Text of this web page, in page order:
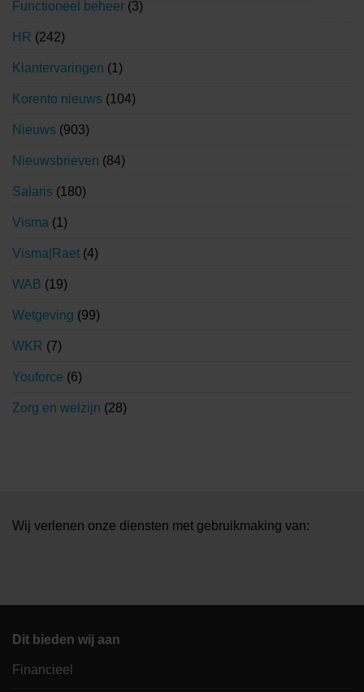
Functioneel beheer (3)
HR (242)
Klantervaringen (1)
Korento nieuws (104)
Nieuws (903)
Nieuwsbrieven (84)
Salaris (180)
Visma (1)
Visma|Raet (4)
WAB (19)
Wetgeving (99)
WKR (7)
Youforce (6)
Zorg en welzijn (28)
Wij verlenen onze diensten met gebruikmaking van:
Dit bieden wij aan
Financieel